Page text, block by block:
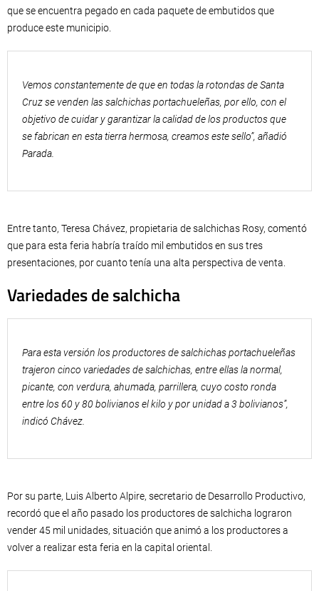
que se encuentra pegado en cada paquete de embutidos que
produce este municipio.
Vemos constantemente de que en todas la rotondas de Santa
Cruz se venden las salchichas portachueleñas, por ello, con el
objetivo de cuidar y garantizar la calidad de los productos que
se fabrican en esta tierra hermosa, creamos este sello”, añadió
Parada.
Entre tanto, Teresa Chávez, propietaria de salchichas Rosy, comentó
que para esta feria habría traído mil embutidos en sus tres
presentaciones, por cuanto tenía una alta perspectiva de venta.
Variedades de salchicha
Para esta versión los productores de salchichas portachueleñas
trajeron cinco variedades de salchichas, entre ellas la normal,
picante, con verdura, ahumada, parrillera, cuyo costo ronda
entre los 60 y 80 bolivianos el kilo y por unidad a 3 bolivianos”,
indicó Chávez.
Por su parte, Luis Alberto Alpire, secretario de Desarrollo Productivo,
recordó que el año pasado los productores de salchicha lograron
vender 45 mil unidades, situación que animó a los productores a
volver a realizar esta feria en la capital oriental.